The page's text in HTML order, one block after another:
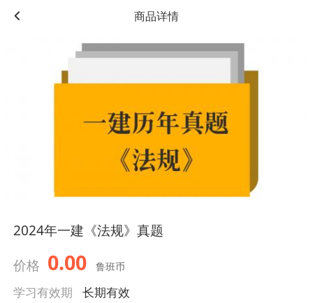
商品详情
2024年一建《法规》真题
价格 0.00 鲁班币
学习有效期 长期有效